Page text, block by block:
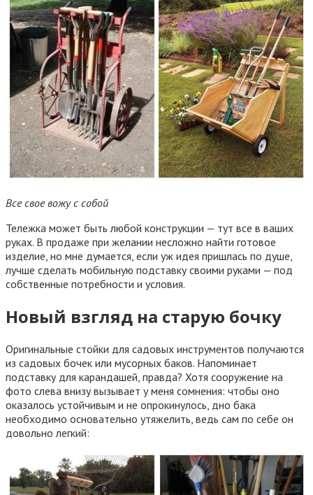
Все свое вожу с собой
Тележка может быть любой конструкции — тут все в ваших
руках. В продаже при желании несложно найти готовое
изделие, но мне думается, если уж идея пришлась по душе,
лучше сделать мобильную подставку своими руками — под
собственные потребности и условия.
Новый взгляд на старую бочку
Оригинальные стойки для садовых инструментов получаются
из садовых бочек или мусорных баков. Напоминает
подставку для карандашей, правда? Хотя сооружение на
фото слева внизу вызывает у меня сомнения: чтобы оно
оказалось устойчивым и не опрокинулось, дно бака
необходимо основательно утяжелить, ведь сам по себе он
довольно легкий: